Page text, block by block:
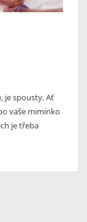
je spousty. Ať
vaše miminko
je třeba